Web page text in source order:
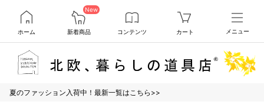
ホーム
New
新着商品 コンテンツ カート メニュー
夏のファッション入荷中！最新一覧はこちら>>